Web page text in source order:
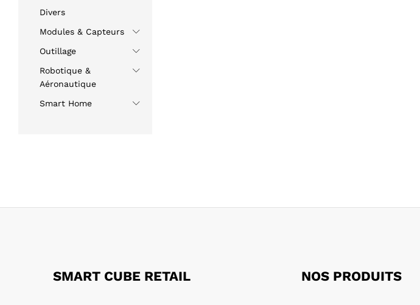
Divers
Modules & Capteurs
Outillage
Robotique &
Aéronautique
Smart Home
SMART CUBE RETAIL NOS PRODUITS